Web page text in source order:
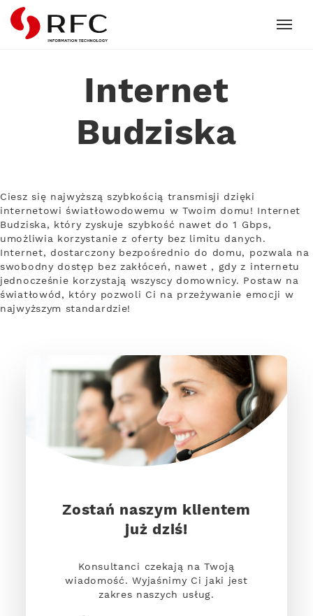
RFC
Internet
Budziska
Ciesz się najwyższą szybkością transmisji dzięki
internetowi światłowodowemu w Twoim domu! Internet
Budziska, który zyskuje szybkość nawet do 1 Gbps,
umożliwia korzystanie z oferty bez limitu danych.
Internet, dostarczony bezpośrednio do domu, pozwala na
swobodny dostęp bez zakłóceń, nawet , gdy z internetu
jednocześnie korzystają wszyscy domownicy. Postaw na
światłowód, który pozwoli Ci na przeżywanie emocji w
najwyższym standardzie!
Zostań naszym klientem
już dziś!
Konsultanci czekają na Twoją
wiadomość. Wyjaśnimy Ci jaki jest
zakres naszych usług.